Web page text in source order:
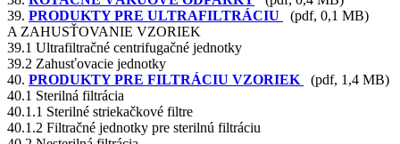
39. PRODUKTY PRE ULTRAFILTRÁCIU
(pdf, 0,1 MB)
A ZAHUSŤOVANIE VZORIEK
39.1 Ultrafiltračné centrifugačné jednotky
39.2 Zahusťovacie jednotky
40. PRODUKTY PRE FILTRÁCIU VZORIEK
(pdf, 1,4 MB)
40.1 Sterilná filtrácia
40.1.1 Sterilné striekačkové filtre
40.1.2 Filtračné jednotky pre sterilnú filtráciu